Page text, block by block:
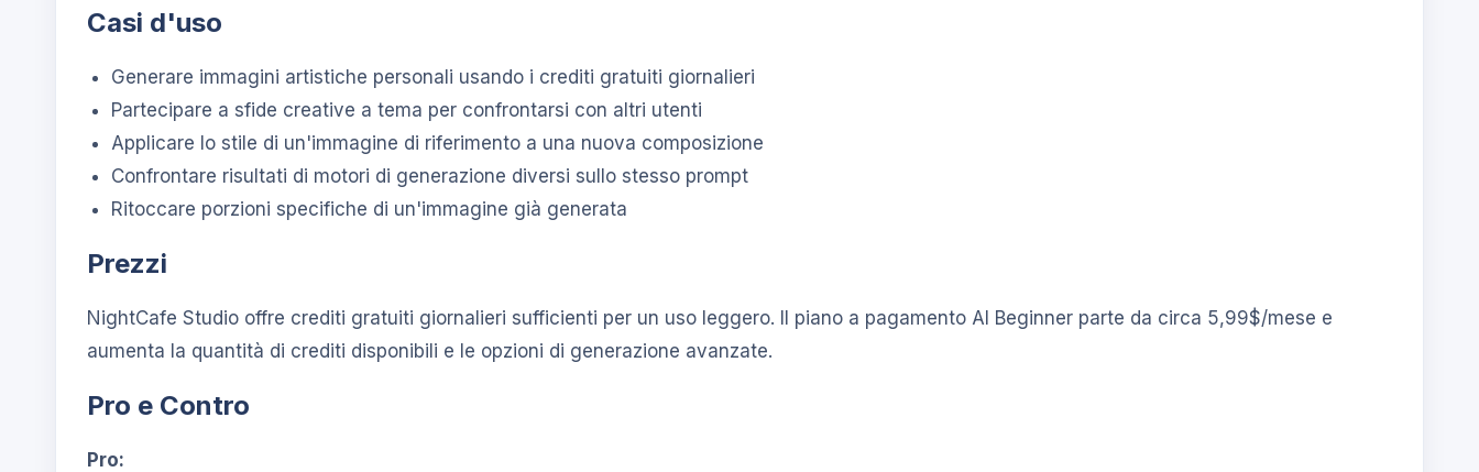
Casi d'uso
Generare immagini artistiche personali usando i crediti gratuiti giornalieri
Partecipare a sfide creative a tema per confrontarsi con altri utenti
Applicare lo stile di un'immagine di riferimento a una nuova composizione
Confrontare risultati di motori di generazione diversi sullo stesso prompt
Ritoccare porzioni specifiche di un'immagine già generata
Prezzi
NightCafe Studio offre crediti gratuiti giornalieri sufficienti per un uso leggero. Il piano a pagamento AI Beginner parte da circa 5,99$/mese e
aumenta la quantità di crediti disponibili e le opzioni di generazione avanzate.
Pro e Contro
Pro: